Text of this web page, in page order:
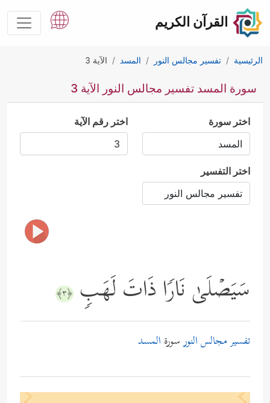
القرآن الكريم
الرئيسية تفسير مجالس النور المسد الآية 3
سورة المسد تفسير مجالس النور الآية 3
اختر سورة اختر رقم الآية
اختر التفسير
سَیَصۡلَىٰ نَارࣰا ذَاتَ لَهَبࣲ ﴿٣﴾
تفسير مجالس النورسورة المسد